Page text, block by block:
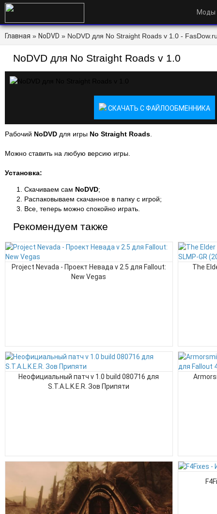
Моды
Главная » NoDVD » NoDVD для No Straight Roads v 1.0 -
NoDVD для No Straight Roads v 1.0
СКАЧАТЬ С ФАЙЛООБМЕННИКА
Рабочий NoDVD для игры No Straight Roads
Можно ставить на любую версию игры.
Установка:
Скачиваем сам NoDVD;
Распаковываем скачанное в папку с игрой;
Все, теперь можно спокойно играть.
Рекомендуем также
Project Nevada - Проект Невада v 2.5 для Fallout:
New Vegas
The
Неофициальный патч v 1.0 build 080716 для
S.T.A.L.K.E.R. Зов Припяти